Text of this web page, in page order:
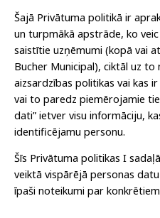
Šajā Privātuma politikā ir
un turpmākā apstrāde, ko
saistītie uzņēmumi (kopā vai
Bucher Municipal), ciktāl uz
aizsardzības politikas vai kas
vai to paredz piemērojamie
dati” ietver visu informāciju,
identificējamu personu.
Šīs Privātuma politikas I
veiktā vispārējā personas
īpaši noteikumi par